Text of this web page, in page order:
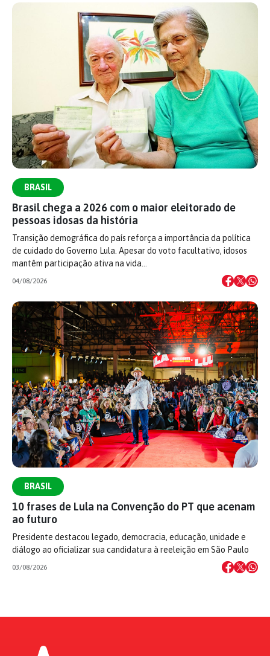
BRASIL
Brasil chega a 2026 com o maior eleitorado de
pessoas idosas da história
Transição demográfica do país reforça a importância da política
de cuidado do Governo Lula. Apesar do voto facultativo, idosos
mantêm participação ativa na vida…
04/08/2026
BRASIL
10 frases de Lula na Convenção do PT que acenam
ao futuro
Presidente destacou legado, democracia, educação, unidade e
diálogo ao oficializar sua candidatura à reeleição em São Paulo
03/08/2026